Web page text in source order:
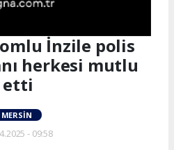
İnzile polis
herkesi mutlu
etti
MERSIN
- 09:58